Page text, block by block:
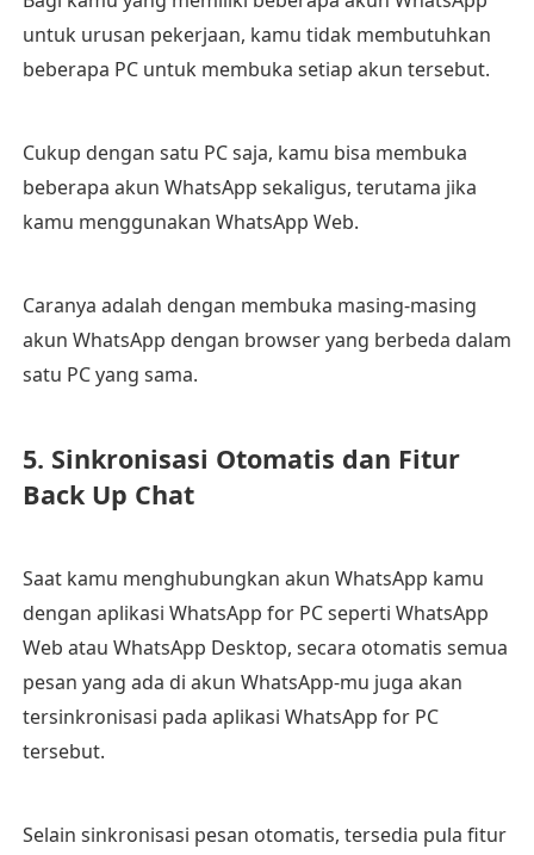
untuk urusan pekerjaan, kamu tidak membutuhkan
beberapa PC untuk membuka setiap akun tersebut.
Cukup dengan satu PC saja, kamu bisa membuka
beberapa akun WhatsApp sekaligus, terutama jika
kamu menggunakan WhatsApp Web.
Caranya adalah dengan membuka masing-masing
akun WhatsApp dengan browser yang berbeda dalam
satu PC yang sama.
5. Sinkronisasi Otomatis dan Fitur
Back Up Chat
Saat kamu menghubungkan akun WhatsApp kamu
dengan aplikasi WhatsApp for PC seperti WhatsApp
Web atau WhatsApp Desktop, secara otomatis semua
pesan yang ada di akun WhatsApp-mu juga akan
tersinkronisasi pada aplikasi WhatsApp for PC
tersebut.
Selain sinkronisasi pesan otomatis, tersedia pula fitur